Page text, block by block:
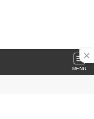
MENU